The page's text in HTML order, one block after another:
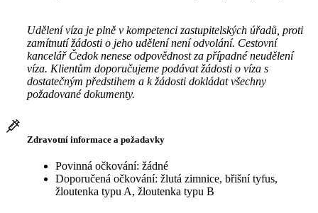
Udělení víza je plně v kompetenci zastupitelských úřadů, proti
zamítnutí žádosti o jeho udělení není odvolání. Cestovní
kancelář Čedok nenese odpovědnost za případné neudělení
víza. Klientům doporučujeme podávat žádosti o víza s
dostatečným předstihem a k žádosti dokládat všechny
požadované dokumenty.
Zdravotní informace a požadavky
Povinná očkování: žádné
Doporučená očkování: žlutá zimnice, břišní tyfus,
žloutenka typu A, žloutenka typu B